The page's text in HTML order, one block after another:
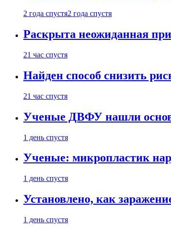
2 года спустя2 года спустя
Раскрыта неожиданная
21 час спустя
Найден способ снизить
21 час спустя
Ученые ДВФУ нашли
1 день спустя
Ученые: микропластик
1 день спустя
Установлено, как
1 день спустя